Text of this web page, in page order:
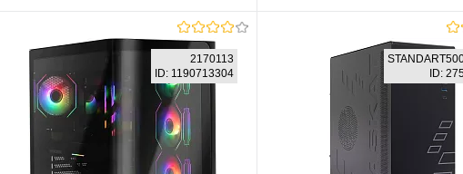
В корзину
В избранное К сравнению
В корзину
В избранное
2170113
ID: 1190713304
ID: